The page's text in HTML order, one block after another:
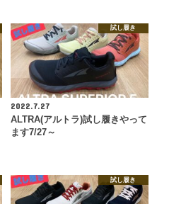
試し履き
2022.7.27
ALTRA(アルトラ)試し履きやって
ます7/27～
試し履き